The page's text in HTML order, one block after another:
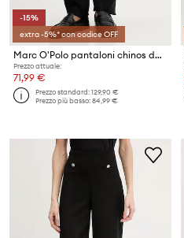
-15%
extra -5%* con codice OFF
Marc O'Polo pantaloni chinos da uomo in lino
Prezzo attuale:
71,99 €
Prezzo standard:129,90 €
Prezzo più basso:84,99 €